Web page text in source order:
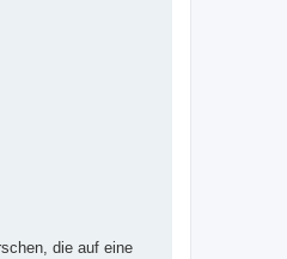
die auf eine